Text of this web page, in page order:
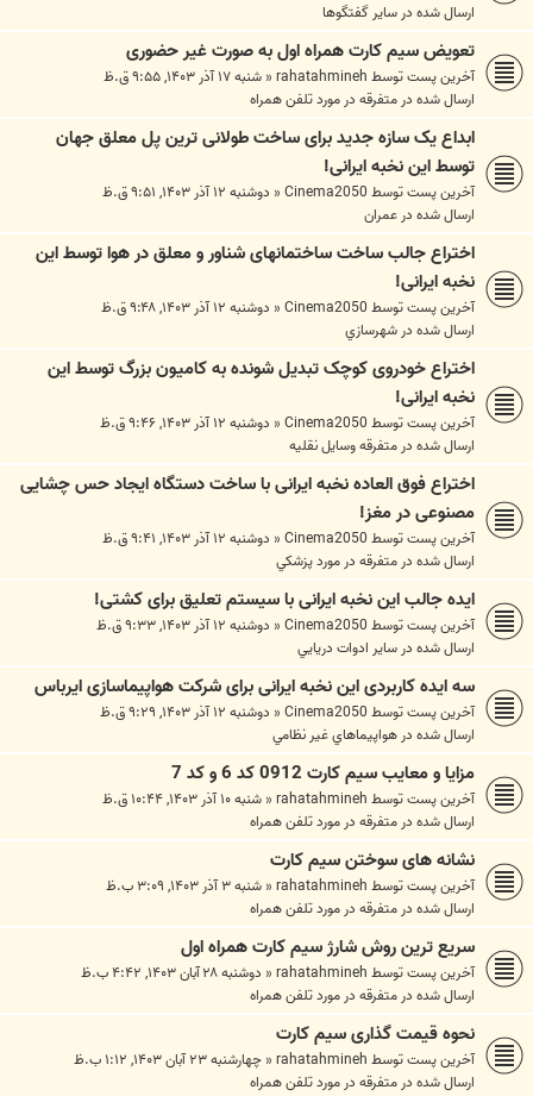
ارسال شده در ساير گفتگوها
تعویض سیم کارت همراه اول به صورت غیر حضوری
آخرین پست توسطrahatahmineh
« شنبه ۱۷ آذر ۱۴۰۳, ۹:۵۵ ق.ظ
ارسال شده در متفرقه در مورد تلفن همراه
ابداع یک سازه جدید برای ساخت طولانی ترین پل معلق جهان
توسط این نخبه ایرانی!
آخرین پست توسطCinema2050
« دوشنبه ۱۲ آذر ۱۴۰۳, ۹:۵۱ ق.ظ
ارسال شده در عمران
اختراع جالب ساخت ساختمانهای شناور و معلق در هوا توسط این
نخبه ایرانی!
آخرین پست توسطCinema2050
« دوشنبه ۱۲ آذر ۱۴۰۳, ۹:۴۸ ق.ظ
ارسال شده در شهرسازي
اختراع خودروی کوچک تبدیل شونده به کامیون بزرگ توسط این
نخبه ایرانی!
آخرین پست توسطCinema2050
« دوشنبه ۱۲ آذر ۱۴۰۳, ۹:۴۶ ق.ظ
ارسال شده در متفرقه وسايل نقليه
اختراع فوق العاده نخبه ایرانی با ساخت دستگاه ایجاد حس چشایی
مصنوعی در مغز!
آخرین پست توسطCinema2050
« دوشنبه ۱۲ آذر ۱۴۰۳, ۹:۴۱ ق.ظ
ارسال شده در متفرقه در مورد پزشکي
ایده جالب این نخبه ایرانی با سیستم تعلیق برای کشتی!
آخرین پست توسطCinema2050
« دوشنبه ۱۲ آذر ۱۴۰۳, ۹:۳۳ ق.ظ
ارسال شده در ساير ادوات دريايي
سه ایده کاربردی این نخبه ایرانی برای شرکت هواپیماسازی ایرباس
آخرین پست توسطCinema2050
« دوشنبه ۱۲ آذر ۱۴۰۳, ۹:۲۹ ق.ظ
ارسال شده در هواپيماهاي غير نظامي
مزایا و معایب سیم کارت 0912 کد 6 و کد 7
آخرین پست توسطrahatahmineh
« شنبه ۱۰ آذر ۱۴۰۳, ۱۰:۴۴ ق.ظ
ارسال شده در متفرقه در مورد تلفن همراه
نشانه های سوختن سیم کارت
آخرین پست توسطrahatahmineh
« شنبه ۳ آذر ۱۴۰۳, ۳:۰۹ ب.ظ
ارسال شده در متفرقه در مورد تلفن همراه
سریع ترین روش شارژ سیم کارت همراه اول
آخرین پست توسطrahatahmineh
« دوشنبه ۲۸ آبان ۱۴۰۳, ۴:۴۲ ب.ظ
ارسال شده در متفرقه در مورد تلفن همراه
نحوه قیمت گذاری سیم کارت
آخرین پست توسطrahatahmineh
« چهارشنبه ۲۳ آبان ۱۴۰۳, ۱:۱۲ ب.ظ
ارسال شده در متفرقه در مورد تلفن همراه